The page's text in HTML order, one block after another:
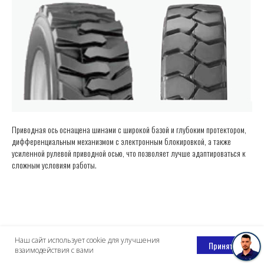
Наш сайт использует cookie для улучшения
взаимодействия с вами
Принять
вилочный
погрузчик ЕМКОСТЬ
АККУМУЛЯТОРА
10 ч
Приводная ось оснащена шинами с широкой базой и глубоким протектором,
дифференциальным механизмом с электронным блокировкой, а также
усиленной рулевой приводной осью, что позволяет лучше адаптироваться к
сложным условиям работы.